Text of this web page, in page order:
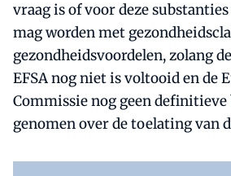
vraag is of voor deze
mag worden met
gezondheidsvoordelen, zolang
EFSA nog niet is voltooid en de
Commissie nog geen
genomen over de toelating van